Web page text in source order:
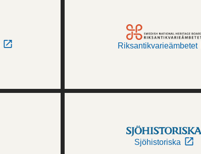
Riksantikvarieämbetet
Sjöhistoriska